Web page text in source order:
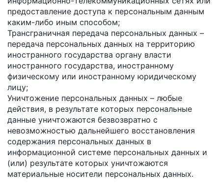
предоставление доступа к персональным данным
каким-либо иным способом;
Трансграничная передача персональных данных –
передача персональных данных на территорию
иностранного государства органу власти
иностранного государства, иностранному
физическому или иностранному юридическому
лицу;
Уничтожение персональных данных – любые
действия, в результате которых персональные
данные уничтожаются безвозвратно с
невозможностью дальнейшего восстановления
содержания персональных данных в
информационной системе персональных данных и
(или) результате которых уничтожаются
материальные носители персональных данных.